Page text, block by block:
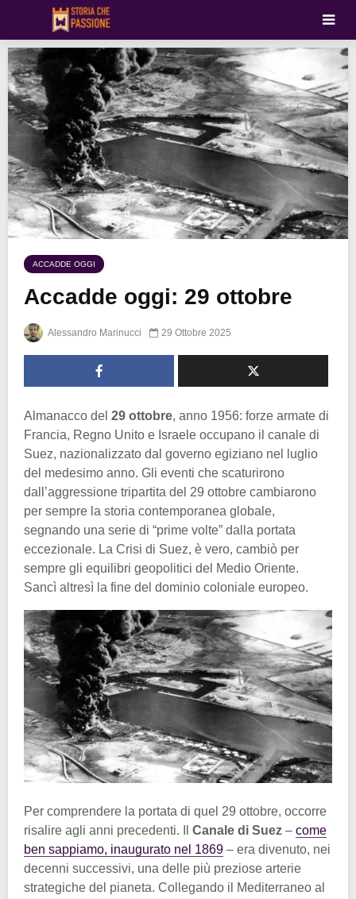
ACCADDE OGGI
Accadde oggi: 29 ottobre
Alessandro Marinucci 29 Ottobre 2025
Almanacco del 29 ottobre, anno 1956: forze armate di
Francia, Regno Unito e Israele occupano il canale di
Suez, nazionalizzato dal governo egiziano nel luglio
del medesimo anno. Gli eventi che scaturirono
dall’aggressione tripartita del 29 ottobre cambiarono
per sempre la storia contemporanea globale,
segnando una serie di “prime volte” dalla portata
eccezionale. La Crisi di Suez, è vero, cambiò per
sempre gli equilibri geopolitici del Medio Oriente.
Sancì altresì la fine del dominio coloniale europeo.
Per comprendere la portata di quel 29 ottobre, occorre
risalire agli anni precedenti. Il Canale di Suez – come
ben sappiamo, inaugurato nel 1869 – era divenuto, nei
decenni successivi, una delle più preziose arterie
strategiche del pianeta. Collegando il Mediterraneo al